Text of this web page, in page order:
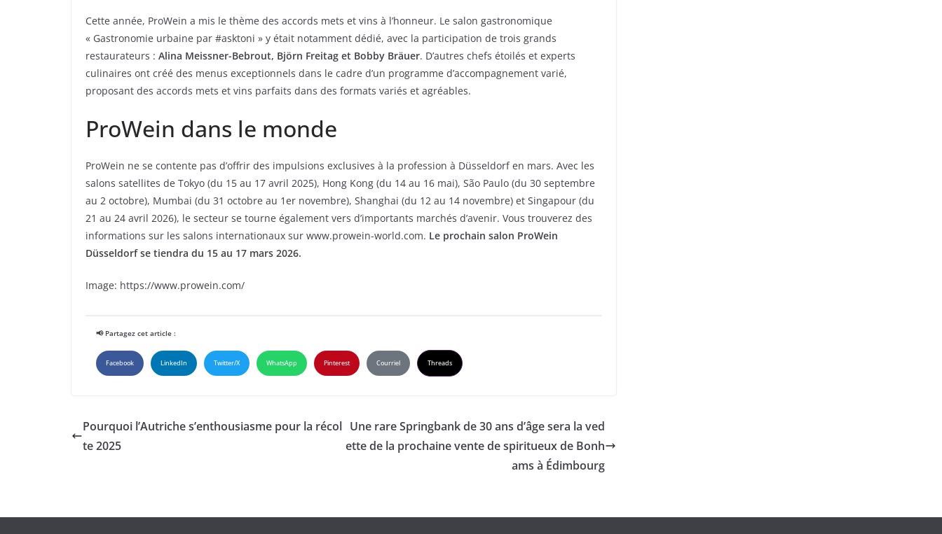
Cette année, ProWein a mis le thème des accords mets et vins à l’honneur. Le salon gastronomique
« Gastronomie urbaine par #asktoni » y était notamment dédié, avec la participation de trois grands
restaurateurs : Alina Meissner-Bebrout, Björn Freitag et Bobby Bräuer. D’autres chefs étoilés et experts
culinaires ont créé des menus exceptionnels dans le cadre d’un programme d’accompagnement varié,
proposant des accords mets et vins parfaits dans des formats variés et agréables.
ProWein dans le monde
ProWein ne se contente pas d’offrir des impulsions exclusives à la profession à Düsseldorf en mars. Avec les
salons satellites de Tokyo (du 15 au 17 avril 2025), Hong Kong (du 14 au 16 mai), São Paulo (du 30 septembre
au 2 octobre), Mumbai (du 31 octobre au 1er novembre), Shanghai (du 12 au 14 novembre) et Singapour (du
21 au 24 avril 2026), le secteur se tourne également vers d’importants marchés d’avenir. Vous trouverez des
informations sur les salons internationaux sur www.prowein-world.com. Le prochain salon ProWein
Düsseldorf se tiendra du 15 au 17 mars 2026.
Image: https://www.prowein.com/
📢 Partagez cet article :
Facebook LinkedIn Twitter/X WhatsApp Pinterest Courriel Threads
Pourquoi l’Autriche s’enthousiasme pour la récol
te 2025
Une rare Springbank de 30 ans d’âge sera la ved
ette de la prochaine vente de spiritueux de Bonh
ams à Édimbourg